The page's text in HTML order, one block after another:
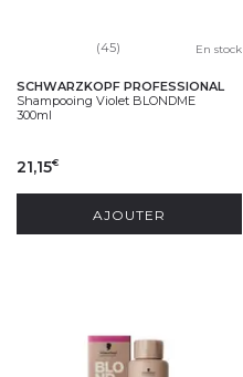
(45) En stock
SCHWARZKOPF PROFESSIONAL
Shampooing Violet BLONDME
300ml
21,15€
AJOUTER